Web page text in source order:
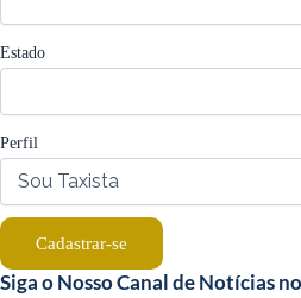
Estado
Perfil
Cadastrar-se
Siga o Nosso Canal de Notícias